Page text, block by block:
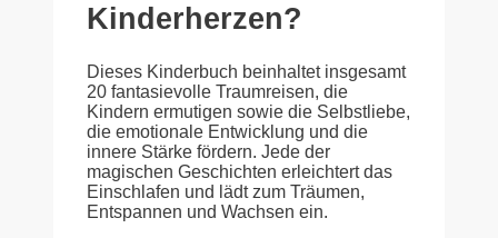
Kinderherzen?
Dieses Kinderbuch beinhaltet insgesamt
20 fantasievolle Traumreisen, die
Kindern ermutigen sowie die Selbstliebe,
die emotionale Entwicklung und die
innere Stärke fördern. Jede der
magischen Geschichten erleichtert das
Einschlafen und lädt zum Träumen,
Entspannen und Wachsen ein.